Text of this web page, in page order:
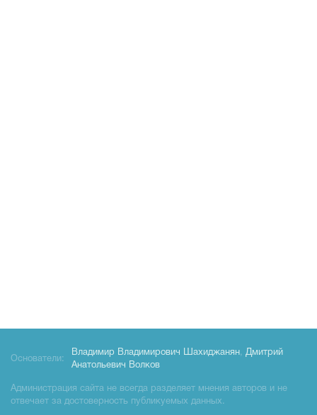
Основатели:
Владимир Владимирович Шахиджанян, Дмитрий
Анатольевич Волков
Администрация сайта не всегда разделяет мнения авторов и не
отвечает за достоверность публикуемых данных.